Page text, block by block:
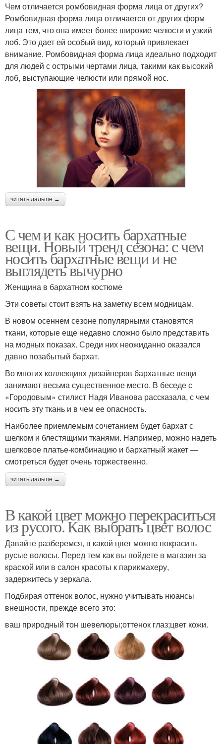
Чем отличается ромбовидная форма лица от других?
Ромбовидная форма лица отличается от других форм
лица тем, что она имеет более широкие челюсти и узкий
лоб. Это дает ей особый вид, который привлекает
внимание. Ромбовидная форма лица идеально подходит
для людей с острыми чертами лица, такими как высокий
лоб, выступающие челюсти или прямой нос.
читать дальше →
С чем и как носить бархатные
вещи. Новый тренд сезона: с чем
носить бархатные вещи и не
выглядеть вычурно
Женщина в бархатном костюме
Эти советы стоит взять на заметку всем модницам.
В новом осеннем сезоне популярными становятся
ткани, которые еще недавно сложно было представить
на модных показах. Среди них неожиданно оказался
давно позабытый бархат.
Во многих коллекциях дизайнеров бархатные вещи
занимают весьма существенное место. В беседе с
«Городовым» стилист Надя Иванова рассказала, с чем
носить эту ткань и в чем ее опасность.
Наиболее приемлемым сочетанием будет бархат с
шелком и блестящими тканями. Например, можно надеть
шелковое платье-комбинацию и бархатный жакет —
смотреться будет очень торжественно.
читать дальше →
В какой цвет можно перекраситься
из русого. Как выбрать цвет волос
Давайте разберемся, в какой цвет можно покрасить
русые волосы. Перед тем как вы пойдете в магазин за
краской или в салон красоты к парикмахеру,
задержитесь у зеркала.
Подбирая оттенок волос, нужно учитывать нюансы
внешности, прежде всего это:
ваш природный тон шевелюры;оттенок глаз;цвет кожи.